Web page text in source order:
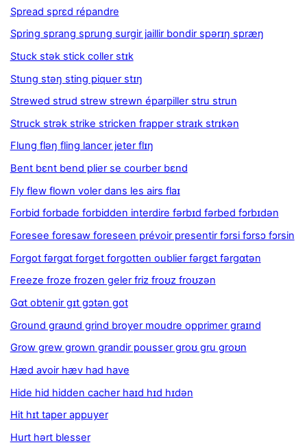
Spread sprɛd répandre
Spring sprang sprung surgir jaillir bondir spərɪŋ spræŋ
Stuck stək stick coller stɪk
Stung stəŋ sting piquer stɪŋ
Strewed strud strew strewn éparpiller stru strun
Struck strək strike stricken frapper straɪk strɪkən
Flung fləŋ fling lancer jeter flɪŋ
Bent bɛnt bend plier se courber bɛnd
Fly flew flown voler dans les airs flaɪ
Forbid forbade forbidden interdire fərbɪd fərbed fɔrbɪdən
Foresee foresaw foreseen prévoir presentir fɔrsi fɔrsɔ fɔrsin
Forgot fərgɑt forget forgotten oublier fərgɛt fərgɑtən
Freeze froze frozen geler friz froʊz froʊzən
Gɑt obtenir gɪt gɔtən got
Ground graʊnd grind broyer moudre opprimer graɪnd
Grow grew grown grandir pousser groʊ gru groʊn
Hæd avoir hæv had have
Hide hid hidden cacher haɪd hɪd hɪdən
Hit hɪt taper appuyer
Hurt hərt blesser